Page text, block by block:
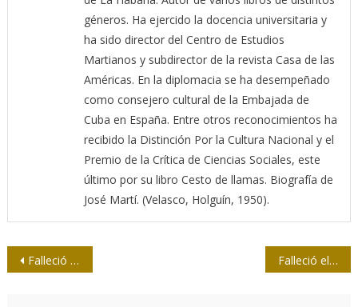
géneros. Ha ejercido la docencia universitaria y
ha sido director del Centro de Estudios
Martianos y subdirector de la revista Casa de las
Américas. En la diplomacia se ha desempeñado
como consejero cultural de la Embajada de
Cuba en España. Entre otros reconocimientos ha
recibido la Distinción Por la Cultura Nacional y el
Premio de la Crítica de Ciencias Sociales, este
último por su libro Cesto de llamas. Biografía de
José Martí. (Velasco, Holguín, 1950).
Navegación
Falleció Norberta Reyes, fundadora de Juventud Rebelde Falleció el reconocido documentalista cubano Daniel Diez Castrillo